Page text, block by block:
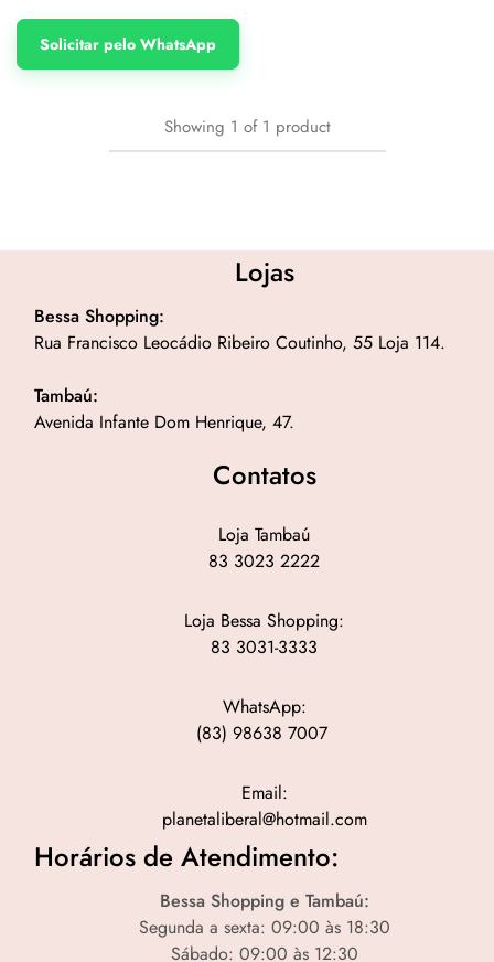
Solicitar pelo WhatsApp
Showing 1 of 1 product
Lojas
Bessa Shopping:
Rua Francisco Leocádio Ribeiro Coutinho, 55 Loja 114.
Tambaú:
Avenida Infante Dom Henrique, 47.
Contatos
Loja Tambaú
83 3023 2222
Loja Bessa Shopping:
83 3031-3333
WhatsApp:
(83) 98638 7007
Email:
planetaliberal@hotmail.com
Horários de Atendimento:
Bessa Shopping e Tambaú:
Segunda a sexta: 09:00 às 18:30
Sábado: 09:00 às 12:30